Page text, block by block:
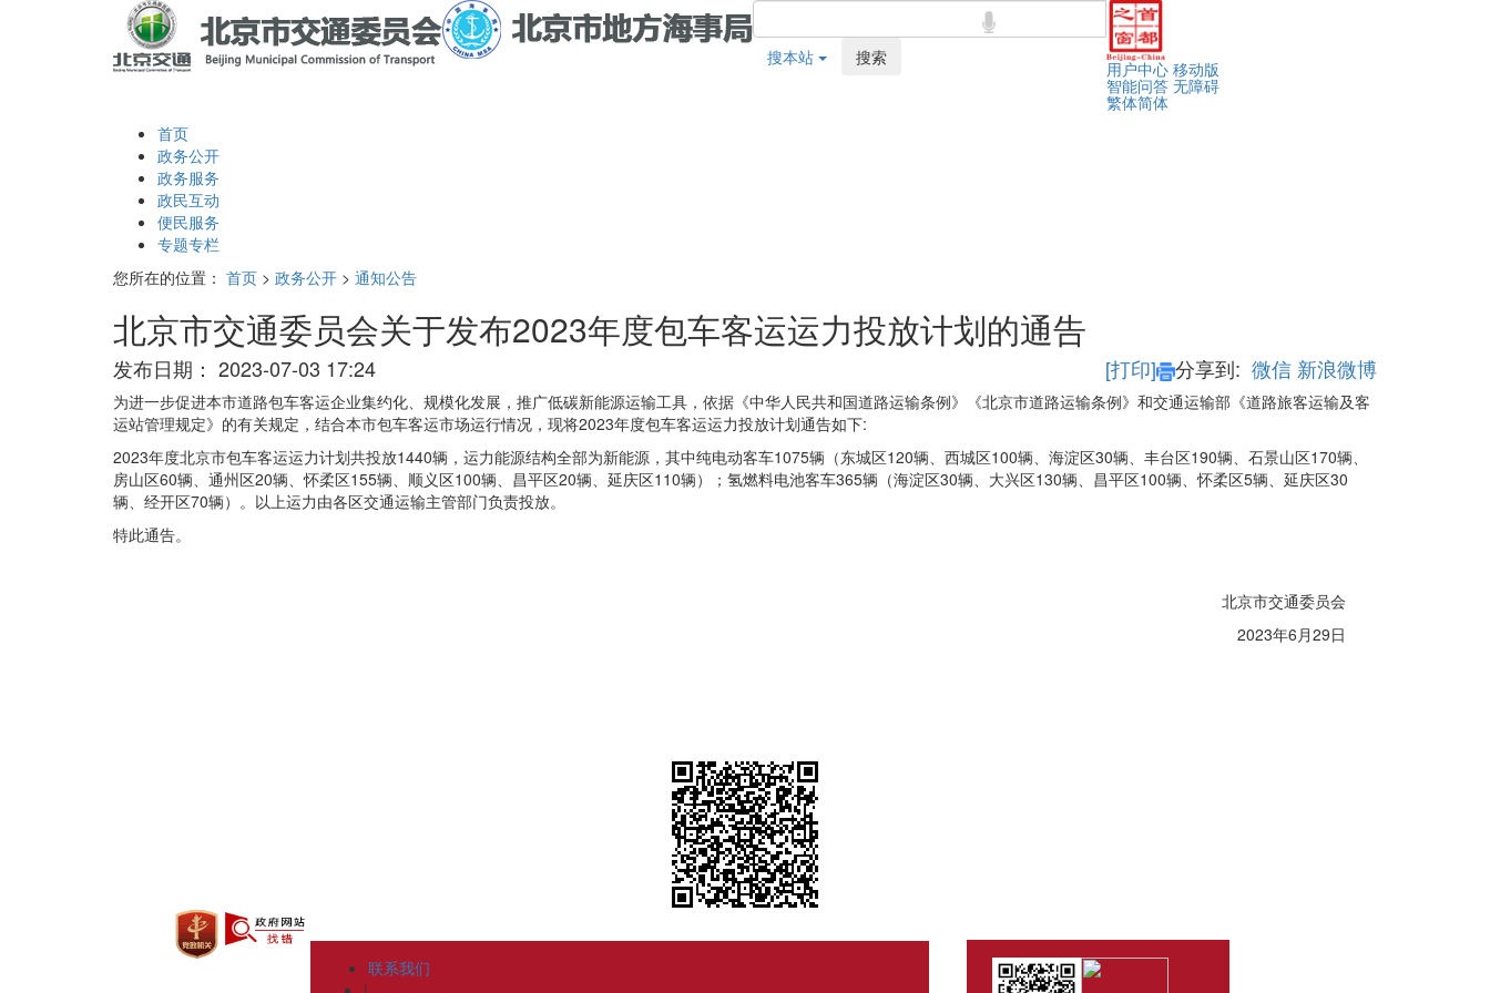
搜本站 搜索
用户中心 移动版
智能问答 无障碍
繁体简体
首页
政务公开
政务服务
政民互动
便民服务
专题专栏
您所在的位置： 首页 > 政务公开 > 通知公告
北京市交通委员会关于发布2023年度包车客运运力投放计划的通告
发布日期： 2023-07-03 17:24 [打印] 分享到: 微信 新浪微博
为进一步促进本市道路包车客运企业集约化、规模化发展，推广低碳新能源运输工具，依据《中华人民共和国道路运输条例》《北京市道路运输条例》和交通运输部《道路旅客运输及客
运站管理规定》的有关规定，结合本市包车客运市场运行情况，现将2023年度包车客运运力投放计划通告如下:
2023年度北京市包车客运运力计划共投放1440辆，运力能源结构全部为新能源，其中纯电动客车1075辆（东城区120辆、西城区100辆、海淀区30辆、丰台区190辆、石景山区170辆、
房山区60辆、通州区20辆、怀柔区155辆、顺义区100辆、昌平区20辆、延庆区110辆）；氢燃料电池客车365辆（海淀区30辆、大兴区130辆、昌平区100辆、怀柔区5辆、延庆区30
辆、经开区70辆）。以上运力由各区交通运输主管部门负责投放。
特此通告。
北京市交通委员会
2023年6月29日
联系我们